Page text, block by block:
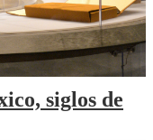
siglos de